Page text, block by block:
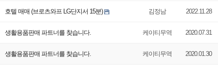
호텔 매매 (브로츠와프 LG단지서 15분) 김정남 2022.11.28
생활용품판매 파트너를 찾습니다. 케이티무역 2020.07.31
생활용품판매 파트너를 찾습니다. 케이티무역 2020.01.30